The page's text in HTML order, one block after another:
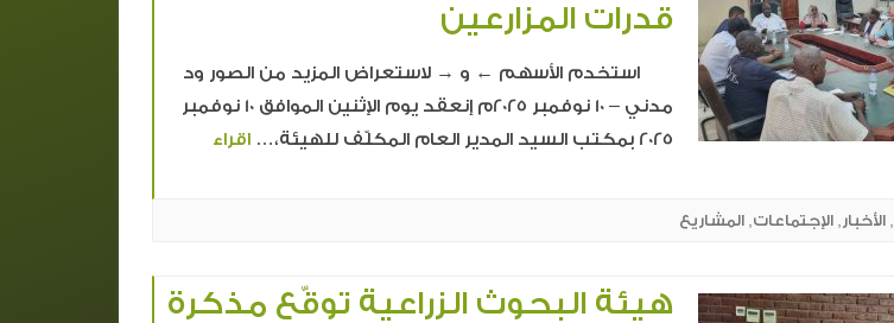
قدرات المزارعين
استخدم الأسهم ← و → لاستعراض المزيد من الصور ود
مدني – 10 نوفمبر 2025م إنعقد يوم الإثنين الموافق 10 نوفمبر
2025 بمكتب السيد المدير العام المكلّف للهيئة،…
اقراء
,الأخبار ,الإجتماعات,المشاريع
هيئة البحوث الزراعية توقّع مذكرة